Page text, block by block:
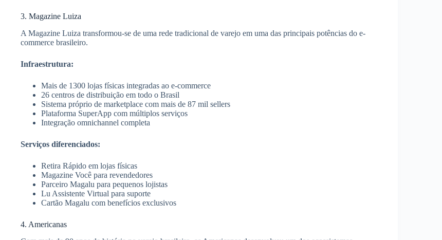
3. Magazine Luiza
A Magazine Luiza transformou-se de uma rede tradicional de varejo em uma das principais potências do e-
commerce brasileiro.
Infraestrutura:
Mais de 1300 lojas físicas integradas ao e-commerce
26 centros de distribuição em todo o Brasil
Sistema próprio de marketplace com mais de 87 mil sellers
Plataforma SuperApp com múltiplos serviços
Integração omnichannel completa
Serviços diferenciados:
Retira Rápido em lojas físicas
Magazine Você para revendedores
Parceiro Magalu para pequenos lojistas
Lu Assistente Virtual para suporte
Cartão Magalu com benefícios exclusivos
4. Americanas